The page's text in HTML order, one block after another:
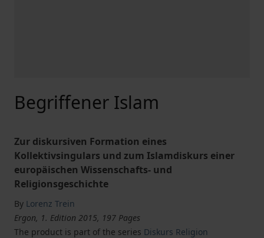
Begriffener Islam
Zur diskursiven Formation eines
Kollektivsingulars und zum Islamdiskurs einer
europäischen Wissenschafts- und
Religionsgeschichte
By Lorenz Trein
Ergon, 1. Edition 2015, 197 Pages
The product is part of the series Diskurs Religion